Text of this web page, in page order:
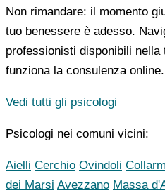
Non rimandare: il momento
tuo benessere è adesso.
professionisti disponibili
funziona la consulenza online.
Vedi tutti gli psicologi
Psicologi nei comuni vicini:
Aielli Cerchio Ovindoli
dei Marsi Avezzano Massa